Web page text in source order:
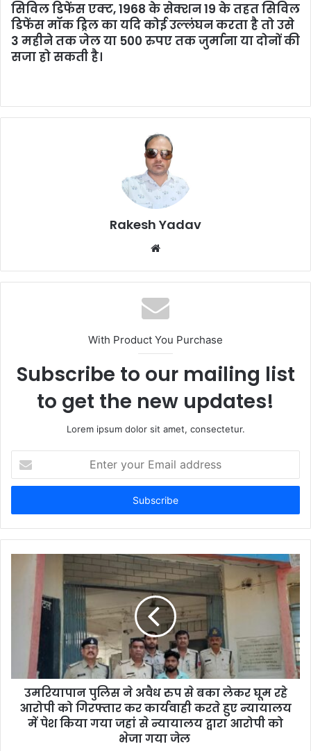
सिविल डिफेंसएक्ट, 1968 के सेक्शन 19 के तहत सिविल
डिफेंस मॉक ड्रिल का यदि कोई उल्लंघन करता है तो उसे
3 महीने तक जेल या 500 रुपए तक जुर्माना या दोनों की
सजा हो सकती है।
Rakesh Yadav
b
s
i
e
With Product You Purchase
Subscribe to our mailing list
to get the new updates!
Lorem ipsum dolor sit amet, consectetur.
t
r
y
उमरियापान पुलिस ने अवैध रुप से बका लेकर घूम रहे
आरोपी को गिरफ्तार कर कार्यवाही करते हुए न्यायालय
में पेश किया गया जहां से न्यायालय द्वारा आरोपी को
भेजा गया जेल